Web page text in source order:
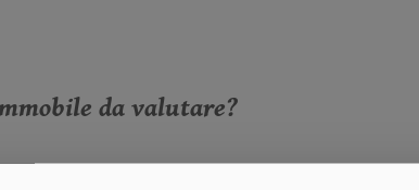
da valutare?